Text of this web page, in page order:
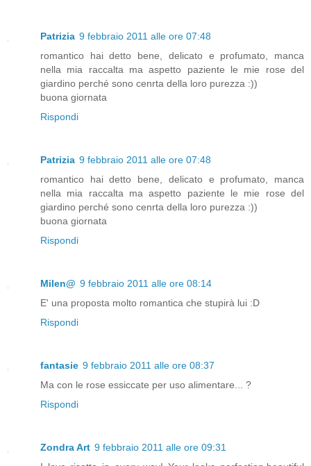
Patrizia 9 febbraio 2011 alle ore 07:48
romantico hai detto bene, delicato e profumato, manca
nella mia raccalta ma aspetto paziente le mie rose del
giardino perché sono cenrta della loro purezza :))
buona giornata
Rispondi
Patrizia 9 febbraio 2011 alle ore 07:48
romantico hai detto bene, delicato e profumato, manca
nella mia raccalta ma aspetto paziente le mie rose del
giardino perché sono cenrta della loro purezza :))
buona giornata
Rispondi
Milen@ 9 febbraio 2011 alle ore 08:14
E' una proposta molto romantica che stupirà lui :D
Rispondi
fantasie 9 febbraio 2011 alle ore 08:37
Ma con le rose essiccate per uso alimentare... ?
Rispondi
Zondra Art 9 febbraio 2011 alle ore 09:31